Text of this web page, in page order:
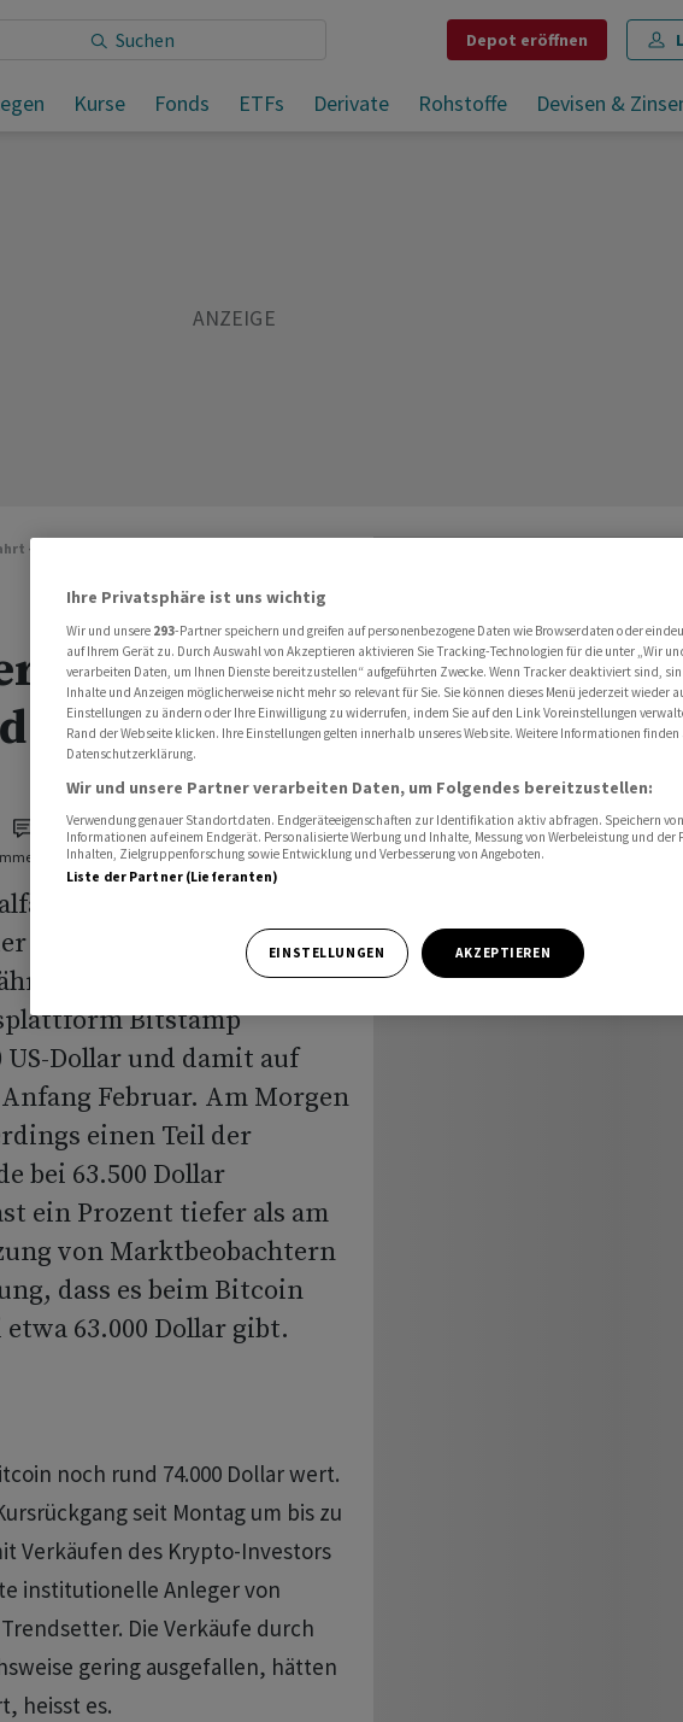
Depot eröffnen
Kurse Fonds ETFs Derivate Rohstoffe Devisen &
Bitcoin weiter auf Talfahrt - tiefster Stand seit Februar
Teilen Merken Drucken Kommentare
- tiefster Stand seit Februar
auf Talfahrt -
seit Februar
am Donnerstag
ältesten und
rutschte im frühen
Bitstamp
US-Dollar und damit auf
Februar. Am Morgen
einen Teil der
bei 63.500 Dollar
ein Prozent tiefer als am
von Marktbeobachtern
dass es beim Bitcoin
63.000 Dollar gibt.
noch rund 74.000 Dollar wert.
seit Montag um bis zu
Verkäufen des Krypto-Investors
institutionelle Anleger von
Die Verkäufe durch
gering ausgefallen, hätten
heisst es.
Ihre Privatsphäre ist uns wichtig
Wir und unsere 293-Partner speichern und greifen auf personenbezogene Daten wie Browserdaten oder
auf Ihrem Gerät zu. Durch Auswahl von Akzeptieren aktivieren Sie Tracking-Technologien für die unter „Wir
verarbeiten Daten, um Ihnen Dienste bereitzustellen“ aufgeführten Zwecke. Wenn Tracker deaktiviert sind,
Inhalte und Anzeigen möglicherweise nicht mehr so relevant für Sie. Sie können dieses Menü jederzeit wieder
Einstellungen zu ändern oder Ihre Einwilligung zu widerrufen, indem Sie auf den Link Voreinstellungen
Rand der Webseite klicken. Ihre Einstellungen gelten innerhalb unseres Website. Weitere Informationen finden
Datenschutzerklärung.
Wir und unsere Partner verarbeiten Daten, um Folgendes bereitzustellen:
Verwendung genauer Standortdaten. Endgeräteeigenschaften zur Identifikation aktiv abfragen. Speichern
Informationen auf einem Endgerät. Personalisierte Werbung und Inhalte, Messung von Werbeleistung und der
Inhalten, Zielgruppenforschung sowie Entwicklung und Verbesserung von Angeboten.
Liste der Partner (Lieferanten)
EINSTELLUNGEN AKZEPTIEREN